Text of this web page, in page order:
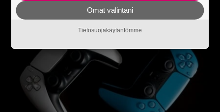
Omat valintani
Tietosuojakäytäntömme